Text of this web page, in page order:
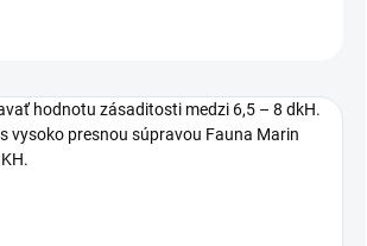
hodnotu zásaditosti medzi 6,5 – 8 dkH.
vysoko presnou súpravou Fauna Marin